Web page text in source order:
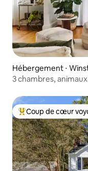
Hébergement ⋅
3 chambres,
Coups de cœur
Coup de cœur